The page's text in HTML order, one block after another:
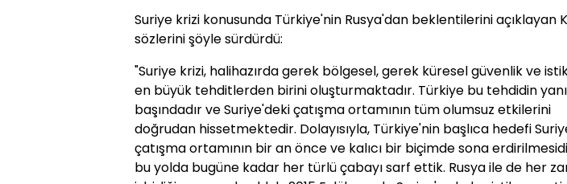
Suriye krizi konusunda Türkiye'nin Rusya'dan beklentilerini açıklayan
sözlerini şöyle sürdürdü:
"Suriye krizi, halihazırda gerek bölgesel, gerek küresel güvenlik ve
en büyük tehditlerden birini oluşturmaktadır. Türkiye bu tehdidin yanı
başındadır ve Suriye'deki çatışma ortamının tüm olumsuz etkilerini
doğrudan hissetmektedir. Dolayısıyla, Türkiye'nin başlıca hedefi
çatışma ortamının bir an önce ve kalıcı bir biçimde sona
bu yolda bugüne kadar her türlü çabayı sarf ettik. Rusya ile de her